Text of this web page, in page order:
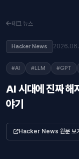
테크 뉴스
Hacker News
#AI #LLM #GPT
AI 시대에 진짜 해
야기
Hacker News 원문 보